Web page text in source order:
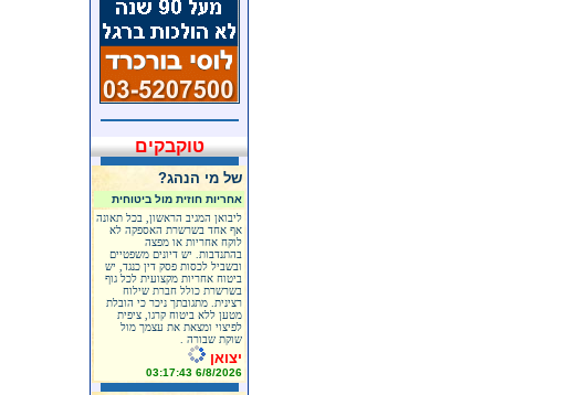
טוקבקים
של מי הנהג?
אחריות חוזית מול ביטוחית
ליבואן המגיב הראשון, בכל תאונה
אף אחד בשרשרת האספקה לא
לוקח אחריות או מפצה
בהתנדבות. יש דיונים משפטיים
ובשביל לכסות פסק דין כנגד, יש
ביטוח אחריות מקצועית לכל גוף
בשרשרת כולל חברת שילוח
רצינית. מתגובתך ניכר כי הובלת
מטען ללא ביטוח קרגו, ציפית
לפיצוי ומצאת את עצמך מול
שוקת שבורה .
יצואן
6/8/2026 03:17:43